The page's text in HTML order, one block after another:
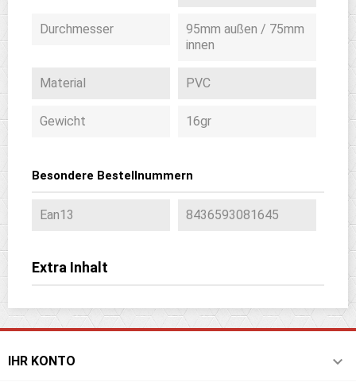
Durchmesser
95mm außen / 75mm
innen
Material PVC
Gewicht 16gr
Besondere Bestellnummern
Ean13 8436593081645
Extra Inhalt
IHR KONTO 